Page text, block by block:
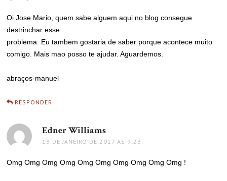
Oi Jose Mario, quem sabe alguem aqui no blog consegue
destrinchar esse
problema. Eu tambem gostaria de saber porque acontece muito
comigo. Mais mao posso te ajudar. Aguardemos.
abraços-manuel
RESPONDER
Edner Williams
13 DE JANEIRO DE 2017 ÀS 9:23
Omg Omg Omg Omg Omg Omg Omg Omg Omg Omg !